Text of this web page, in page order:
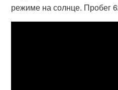
режиме на солнце. Пробег